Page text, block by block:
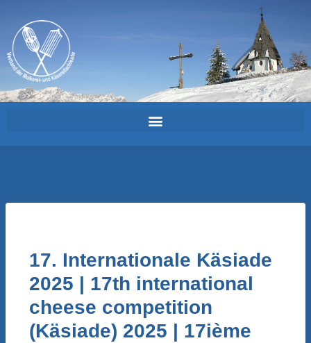
17. Internationale Käsiade
2025 | 17th international
cheese competition
(Käsiade) 2025 | 17ième